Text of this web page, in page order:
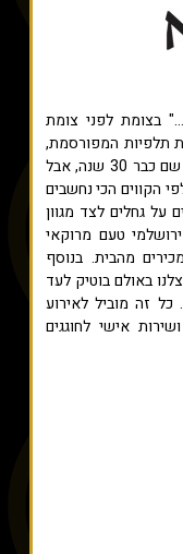
בצומת לפני צומת
תלפיות המפורסמת,
הוקמה מסעדת "עזרא". מרגיש כאילו היא שם כבר 30 שנה, אבל
הקווים הכי נחשבים
על גחלים לצד מגוון
טעם מרוקאי
מהבית.​ בנוסף
באולם בוטיק לעד
כל זה מוביל לאירוע
אישי לחוגגים